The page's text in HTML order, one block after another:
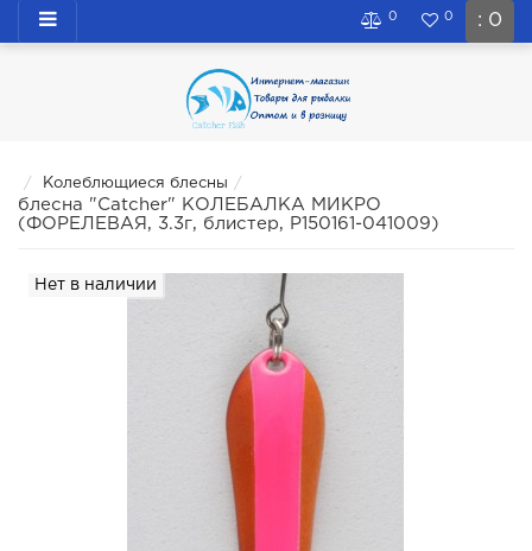
: 0
0 0
Колеблющиеся блесны
блесна "Catcher" КОЛЕБАЛКА МИКРО
(ФОРЕЛЕВАЯ, 3.3г, блистер, P150161-041009)
Нет в наличии